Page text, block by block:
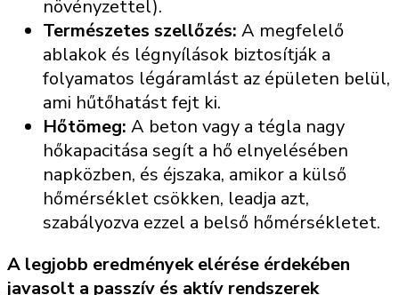
növényzettel).
Természetes szellőzés: A megfelelő
ablakok és légnyílások biztosítják a
folyamatos légáramlást az épületen belül,
ami hűtőhatást fejt ki.
Hőtömeg: A beton vagy a tégla nagy
hőkapacitása segít a hő elnyelésében
napközben, és éjszaka, amikor a külső
hőmérséklet csökken, leadja azt,
szabályozva ezzel a belső hőmérsékletet.
A legjobb eredmények elérése érdekében
javasolt a passzív és aktív rendszerek